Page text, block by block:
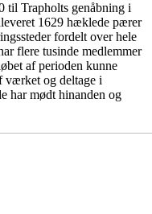
til Trapholts genåbning i
1629 hæklede pærer
fordelt over hele
flere tusinde medlemmer
af perioden kunne
værket og deltage i
har mødt hinanden og